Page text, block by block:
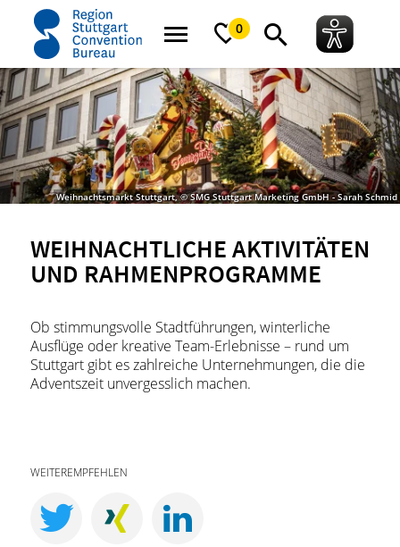
0
Startseite News Weihnachtliche Aktivitäten und
Weihnachtsmarkt Stuttgart, © SMG Stuttgart Marketing GmbH - Sarah Schmid
WEIHNACHTLICHE AKTIVITÄTEN
UND RAHMENPROGRAMME
Ob stimmungsvolle Stadtführungen, winterliche
Ausflüge oder kreative Team-Erlebnisse – rund um
Stuttgart gibt es zahlreiche Unternehmungen, die die
Adventszeit unvergesslich machen.
WEITEREMPFEHLEN